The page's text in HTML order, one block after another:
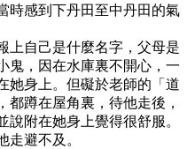
時感到下丹田至中丹田的氣
上自己是什麼名字，父母是
鬼，因在水庫裏不開心，一
她身上。但礙於老師的「道
蹲在屋角裏，待他走後，
附在她身上覺得很舒服。
走避不及。